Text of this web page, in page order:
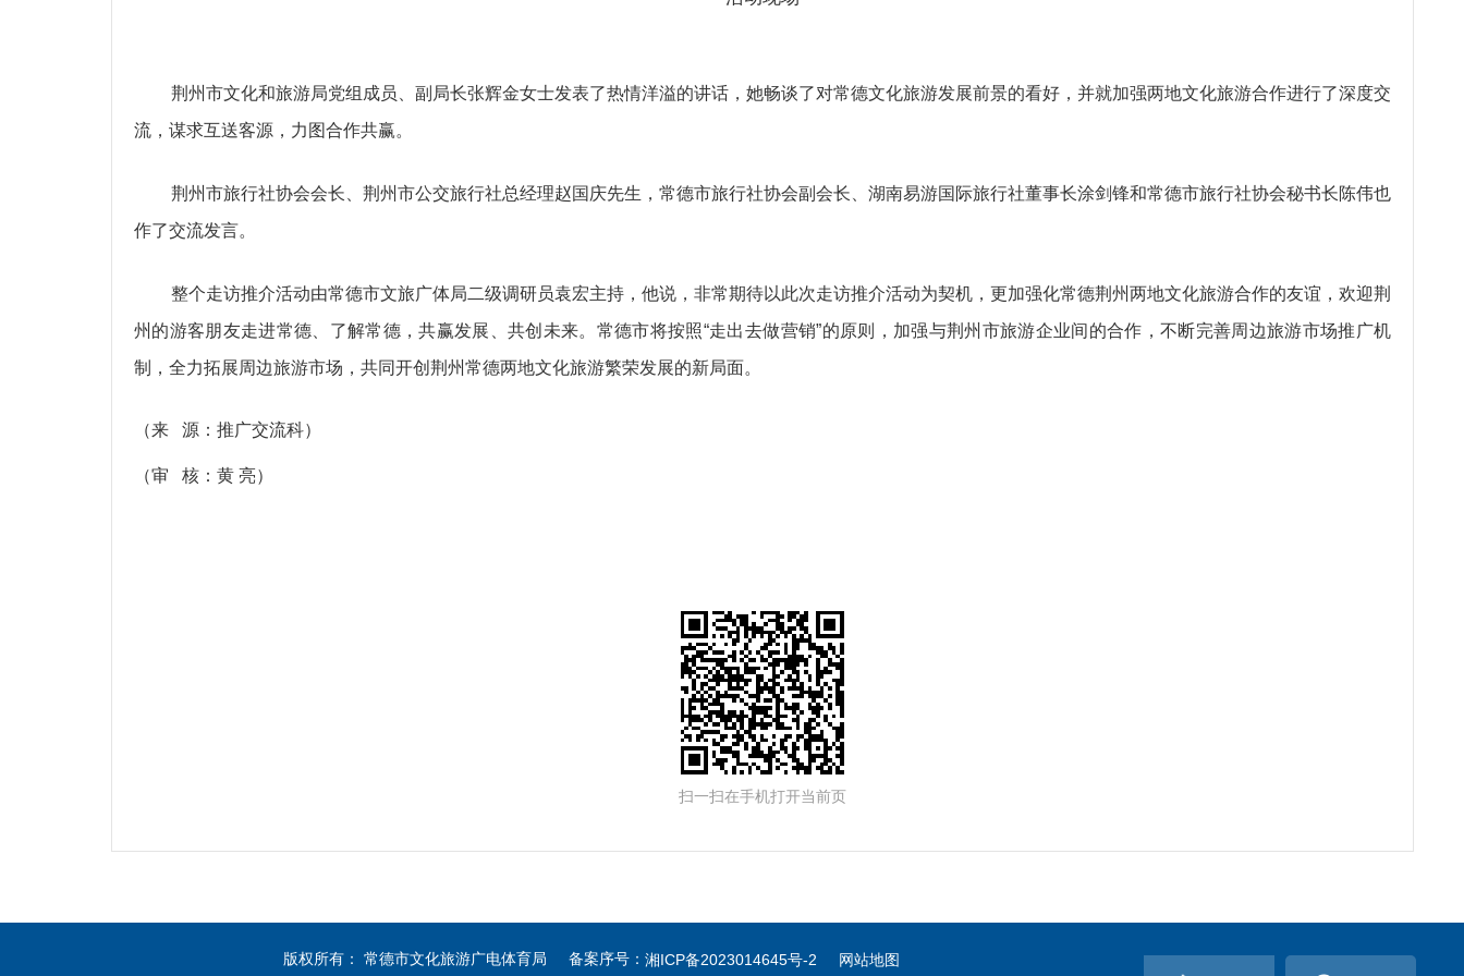
荆州市文化和旅游局党组成员、副局长张辉金女士发表了热情洋溢的讲话，她畅谈了对常德文化旅游发展前景的看好，并就加强两地文化旅游合作进行了深度交
流，谋求互送客源，力图合作共赢。
荆州市旅行社协会会长、荆州市公交旅行社总经理赵国庆先生，常德市旅行社协会副会长、湖南易游国际旅行社董事长涂剑锋和常德市旅行社协会秘书长陈伟也
作了交流发言。
整个走访推介活动由常德市文旅广体局二级调研员袁宏主持，他说，非常期待以此次走访推介活动为契机，更加强化常德荆州两地文化旅游合作的友谊，欢迎荆
州的游客朋友走进常德、了解常德，共赢发展、共创未来。常德市将按照“走出去做营销”的原则，加强与荆州市旅游企业间的合作，不断完善周边旅游市场推广机
制，全力拓展周边旅游市场，共同开创荆州常德两地文化旅游繁荣发展的新局面。
（来 源：推广交流科）
（审 核：黄 亮）
扫一扫在手机打开当前页
版权所有： 常德市文化旅游广电体育局 备案序号： 湘ICP备2023014645号-2 网站地图